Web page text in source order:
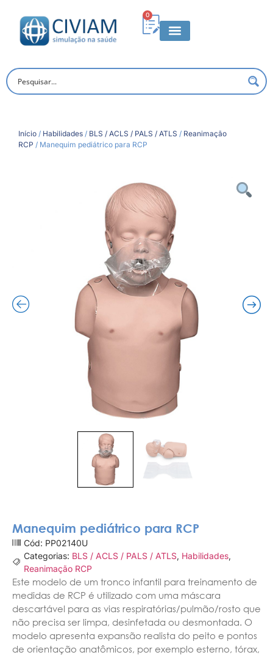
0
Início / Habilidades / BLS / ACLS / PALS / ATLS / Reanimação
RCP / Manequim pediátrico para RCP
Manequim pediátrico para RCP
Cód: PP02140U
Categorias: BLS / ACLS / PALS / ATLS, Habilidades,
Reanimação RCP
Este modelo de um tronco infantil para treinamento de
medidas de RCP é utilizado com uma máscara
descartável para as vias respiratórias/pulmão/rosto que
não precisa ser limpa, desinfetada ou desmontada. O
modelo apresenta expansão realista do peito e pontos
de orientação anatômicos, por exemplo esterno, tórax,